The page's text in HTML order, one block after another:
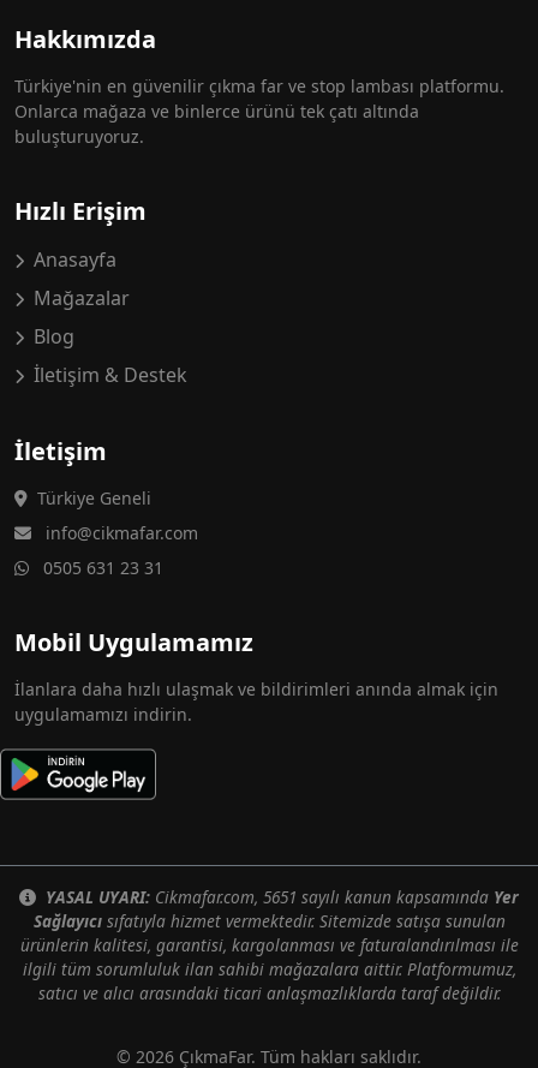
Hakkımızda
Türkiye'nin en güvenilir çıkma far ve stop lambası platformu.
Onlarca mağaza ve binlerce ürünü tek çatı altında
buluşturuyoruz.
Hızlı Erişim
Anasayfa
Mağazalar
Blog
İletişim & Destek
İletişim
Türkiye Geneli
info@cikmafar.com
0505 631 23 31
Mobil Uygulamamız
İlanlara daha hızlı ulaşmak ve bildirimleri anında almak için
uygulamamızı indirin.
YASAL UYARI: Cikmafar.com, 5651 sayılı kanun kapsamında Yer
Sağlayıcısıfatıyla hizmet vermektedir. Sitemizde satışa sunulan
ürünlerin kalitesi, garantisi, kargolanması ve faturalandırılması ile
ilgili tüm sorumluluk ilan sahibi mağazalara aittir. Platformumuz,
satıcı ve alıcı arasındaki ticari anlaşmazlıklarda taraf değildir.
© 2026 ÇıkmaFar. Tüm hakları saklıdır.